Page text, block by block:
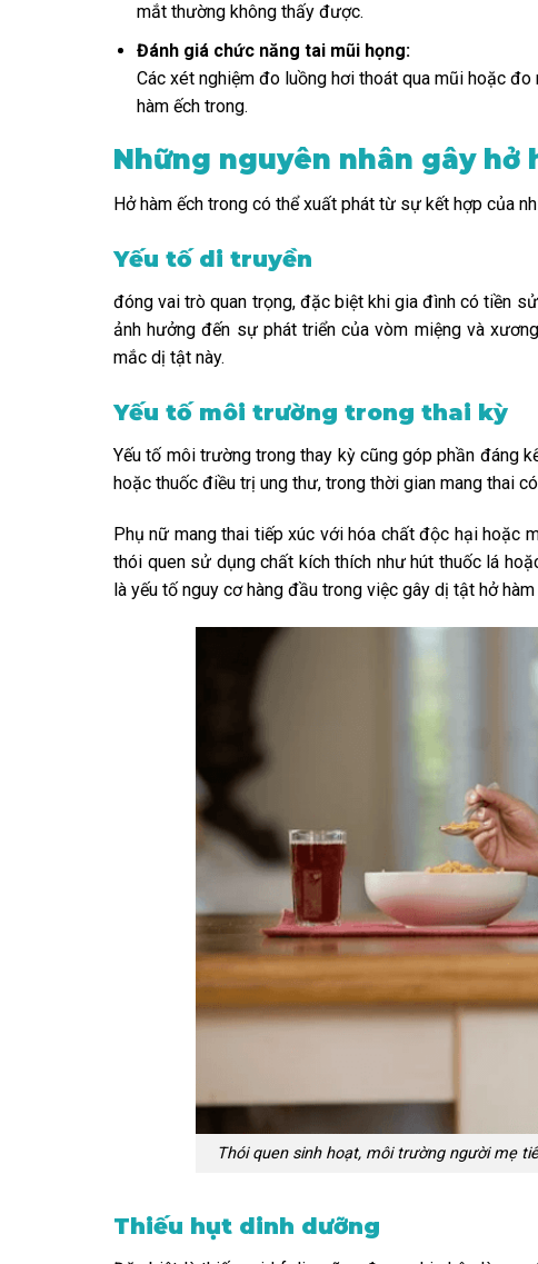
mắt thường không thấy được.
Đánh giá chức năng tai mũi họng:
Các xét nghiệm đo luồng hơi thoát qua mũi hoặc
hàm ếch trong.
Những nguyên nhân gây hở
Hở hàm ếch trong có thể xuất phát từ sự kết hợp của
Yếu tố di truyền
đóng vai trò quan trọng, đặc biệt khi gia đình có tiền
ảnh hưởng đến sự phát triển của vòm miệng và
mắc dị tật này.
Yếu tố môi trường trong thai kỳ
Yếu tố môi trường trong thay kỳ cũng góp phần đáng
hoặc thuốc điều trị ung thư, trong thời gian mang thai
Phụ nữ mang thai tiếp xúc với hóa chất độc hại hoặc
thói quen sử dụng chất kích thích như hút thuốc lá
là yếu tố nguy cơ hàng đầu trong việc gây dị tật hở hàm
Thói quen sinh hoạt, môi trường người mẹ
Thiếu hụt dinh dưỡng